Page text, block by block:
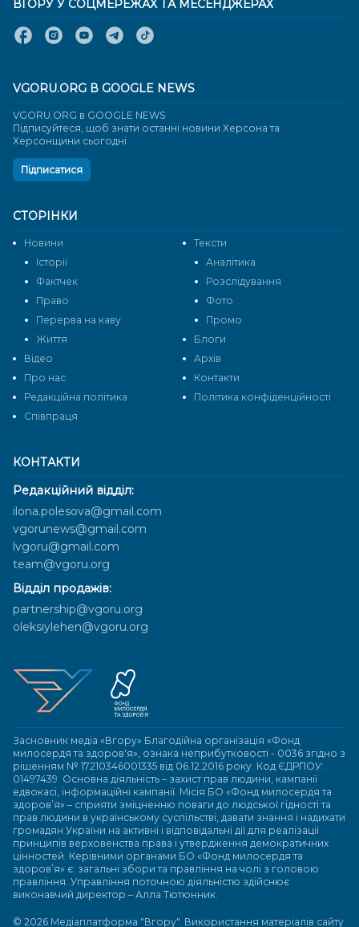
КОНТАКТИ
Редакційний відділ:
ilona.polesova@gmail.com
vgorunews@gmail.com
lvgoru@gmail.com
team@vgoru.org
Відділ продажів:
partnership@vgoru.org
oleksiylehen@vgoru.org
Засновник медіа «Вгору» Благодійна організація «Фонд
милосердя та здоров'я», ознака неприбутковості - 0036 згідно з
рішенням № 17210346001335 від 06.12.2016 року. Код ЄДРПОУ:
01497439. Основна діяльність – захист прав людини, кампанії
едвокасі, інформаційні кампанії. Місія БО «Фонд милосердя та
здоров’я» – сприяти зміцненню поваги до людської гідності та
прав людини в українському суспільстві, давати знання і надихати
громадян України на активні і відповідальні дії для реалізації
принципів верховенства права і утвердження демократичних
цінностей. Керівними органами БО «Фонд милосердя та
здоров’я» є: загальні збори та правління на чолі з головою
правління. Управління поточною діяльністю здійснює
виконавчий директор – Алла Тютюнник.
© 2026 Медіаплатформа "Вгору". Використання матеріалів сайту
СТОРІНКИ
Новини
Тексти
Історії
Аналітика
Фактчек
Розслідування
Право
Фото
Перерва на каву
Промо
Життя
Блоги
Відео
Архів
Про нас
Контакти
Редакційна політика
Політика конфіденційності
Cпівпраця
ВГОРУ У СОЦМЕРЕЖАХ ТА МЕСЕНДЖЕРАХ
VGORU.ORG В GOOGLE NEWS
VGORU.ORG в GOOGLE NEWS
Підписуйтеся, щоб знати останні новини Херсона та
Херсонщини сьогодні
Підписатися